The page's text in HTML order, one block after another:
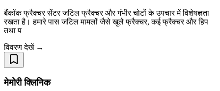
बैंकॉक फ्रैक्चर सेंटर जटिल फ्रैक्चर और गंभीर चोटों के उपचार में विशेषज्ञता
रखता है। हमारे पास जटिल मामलों जैसे खुले फ्रैक्चर, कई फ्रैक्चर और हिप
तथा प
विवरण देखें →
मेमोरी क्लिनिक